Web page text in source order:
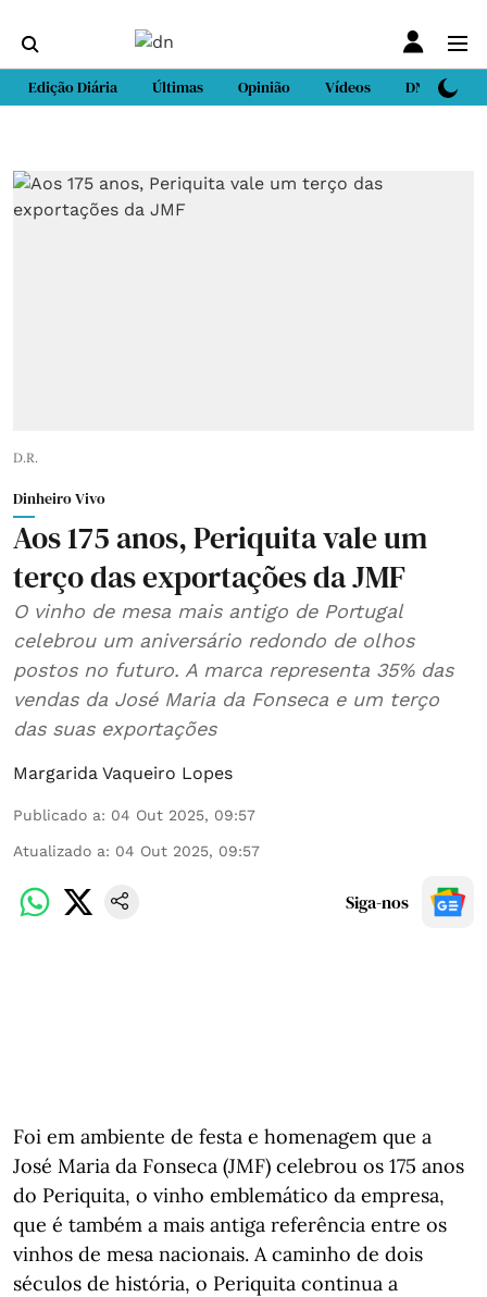
Edição Diária Últimas Opinião Vídeos DN Sport
D.R.
Dinheiro Vivo
Aos 175 anos, Periquita vale um
terço das exportações da JMF
O vinho de mesa mais antigo de Portugal
celebrou um aniversário redondo de olhos
postos no futuro. A marca representa 35% das
vendas da José Maria da Fonseca e um terço
das suas exportações
Margarida Vaqueiro Lopes
Publicado a: 04 Out 2025, 09:57
Atualizado a: 04 Out 2025, 09:57
Siga-nos
Foi em ambiente de festa e homenagem que a
José Maria da Fonseca (JMF) celebrou os 175 anos
do Periquita, o vinho emblemático da empresa,
que é também a mais antiga referência entre os
vinhos de mesa nacionais. A caminho de dois
séculos de história, o Periquita continua a